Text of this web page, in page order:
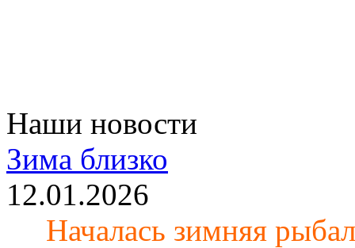
Наши новости
Зима близко
12.01.2026
Началась зимняя